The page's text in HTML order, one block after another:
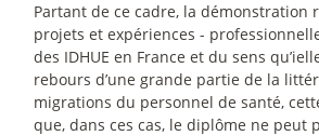
Partant de ce cadre, la démonstration
projets et expériences -
des IDHUE en France et du sens
rebours d’une grande partie de la
migrations du personnel de santé,
que, dans ces cas, le diplôme ne peut